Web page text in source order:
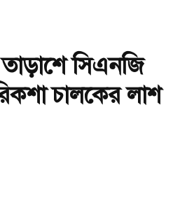
সিএনজি
চালকের লাশ